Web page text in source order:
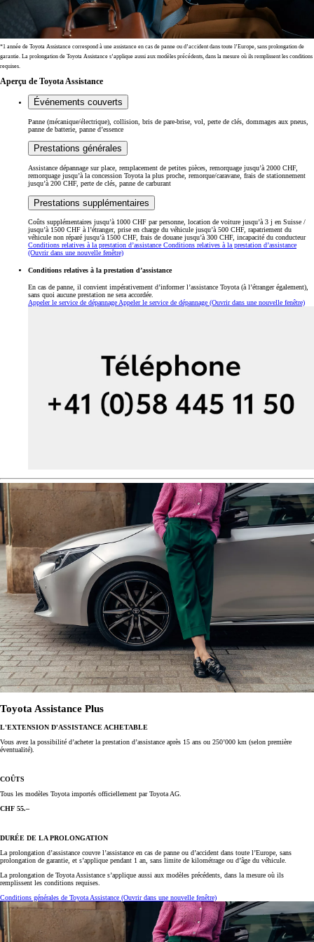
*1 année de Toyota Assistance correspond à une assistance en cas de panne ou d’accident dans toute l’Europe, sans prolongation de
garantie. La prolongation de Toyota Assistance s’applique aussi aux modèles précédents, dans la mesure où ils remplissent les conditions
requises.
Aperçu de Toyota Assistance
Événements couverts
Panne (mécanique/électrique), collision, bris de pare-brise, vol, perte de clés, dommages aux pneus,
panne de batterie, panne d’essence
Prestations générales
Assistance dépannage sur place, remplacement de petites pièces, remorquage jusqu’à 2000 CHF,
remorquage jusqu’à la concession Toyota la plus proche, remorque/caravane, frais de stationnement
jusqu’à 200 CHF, perte de clés, panne de carburant
Prestations supplémentaires
Coûts supplémentaires jusqu’à 1000 CHF par personne, location de voiture jusqu’à 3 j en Suisse /
jusqu’à 1500 CHF à l’étranger, prise en charge du véhicule jusqu’à 500 CHF, rapatriement du
véhicule non réparé jusqu’à 1500 CHF, frais de douane jusqu’à 300 CHF, incapacité du conducteur
Conditions relatives à la prestation d’assistance Conditions relatives à la prestation d’assistance
(Ouvrir dans une nouvelle fenêtre)
Conditions relatives à la prestation d’assistance
En cas de panne, il convient impérativement d’informer l’assistance Toyota (à l’étranger également),
sans quoi aucune prestation ne sera accordée.
Appeler le service de dépannage Appeler le service de dépannage (Ouvrir dans une nouvelle fenêtre)
Toyota Assistance Plus
L'EXTENSION D'ASSISTANCE ACHETABLE
Vous avez la possibilité d’acheter la prestation d’assistance après 15 ans ou 250’000 km (selon première
éventualité).
COÛTS
Tous les modèles Toyota importés officiellement par Toyota AG.
CHF 55.–
DURÉE DE LA PROLONGATION
La prolongation d’assistance couvre l’assistance en cas de panne ou d’accident dans toute l’Europe, sans
prolongation de garantie, et s’applique pendant 1 an, sans limite de kilométrage ou d’âge du véhicule.
La prolongation de Toyota Assistance s’applique aussi aux modèles précédents, dans la mesure où ils
remplissent les conditions requises.
Conditions générales de Toyota Assistance (Ouvrir dans une nouvelle fenêtre)